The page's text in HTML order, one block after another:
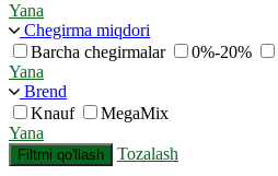
Yana
Chegirma miqdori
Barcha chegirmalar
0%-20%
Yana
Brend
Knauf
MegaMix
Yana
Filtrni qo'llash Tozalash